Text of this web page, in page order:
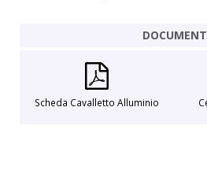
Scheda Cavalletto Alluminio